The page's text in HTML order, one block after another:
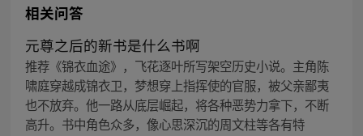
相关问答
元尊之后的新书是什么书啊
推荐《锦衣血途》，飞花逐叶所写架空历史小说。主角陈
啸庭穿越成锦衣卫，梦想穿上指挥使的官服，被父亲鄙夷
也不放弃。他一路从底层崛起，将各种恶势力拿下，不断
高升。书中角色众多，像心思深沉的周文柱等各有特